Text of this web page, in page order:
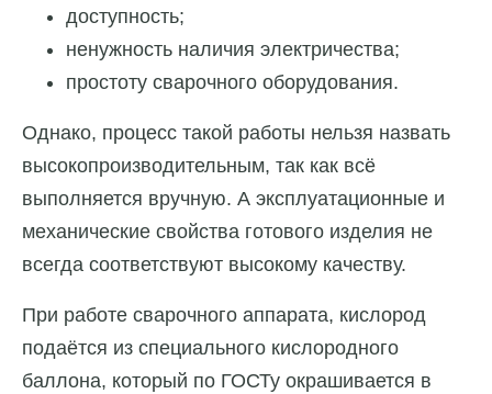
доступность;
ненужность наличия электричества;
простоту сварочного оборудования.
Однако, процесс такой работы нельзя назвать
высокопроизводительным, так как всё
выполняется вручную. А эксплуатационные и
механические свойства готового изделия не
всегда соответствуют высокому качеству.
При работе сварочного аппарата, кислород
подаётся из специального кислородного
баллона, который по ГОСТу окрашивается в